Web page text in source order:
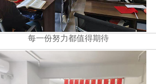
每一份努力都值得期待